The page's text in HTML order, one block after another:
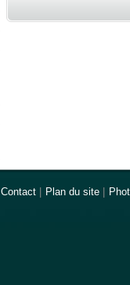
Contact Plan du site